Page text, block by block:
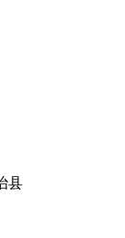
县